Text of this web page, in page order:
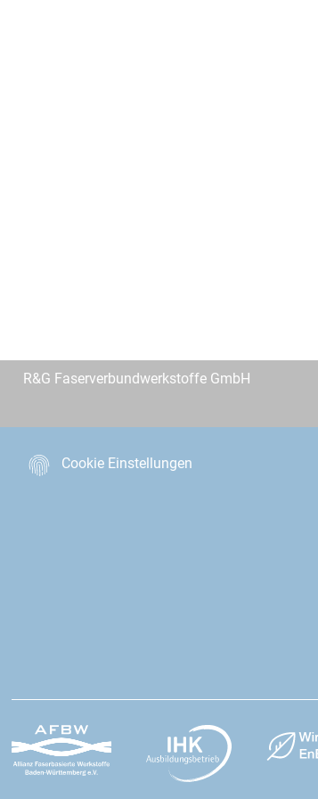
R&G Faserverbundwerkstoffe GmbH
Cookie Einstellungen